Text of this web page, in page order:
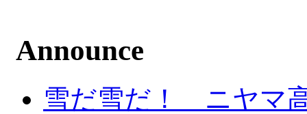
Announce
雪だ雪だ！ ニヤマ